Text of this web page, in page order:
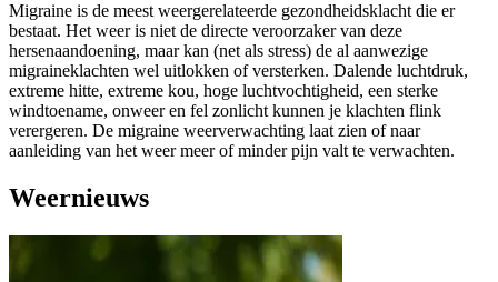
Migraine is de meest weergerelateerde gezondheidsklacht die er
bestaat. Het weer is niet de directe veroorzaker van deze
hersenaandoening, maar kan (net als stress) de al aanwezige
migraineklachten wel uitlokken of versterken. Dalende luchtdruk,
extreme hitte, extreme kou, hoge luchtvochtigheid, een sterke
windtoename, onweer en fel zonlicht kunnen je klachten flink
verergeren. De migraine weerverwachting laat zien of naar
aanleiding van het weer meer of minder pijn valt te verwachten.
Weernieuws